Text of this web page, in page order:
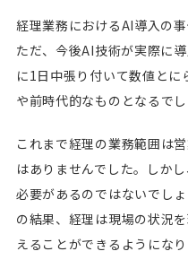
経理業務におけるAI導入の
ただ、今後AI技術が実際に
に1日中張り付いて数値と
や前時代的なものとなるでし
これまで経理の業務範囲は
はありませんでした。しか
必要があるのではないでし
の結果、経理は現場の状況
えることができるようになり